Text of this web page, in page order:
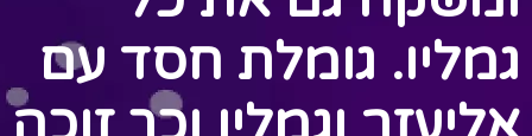
גמליו. גומלת חסד עם